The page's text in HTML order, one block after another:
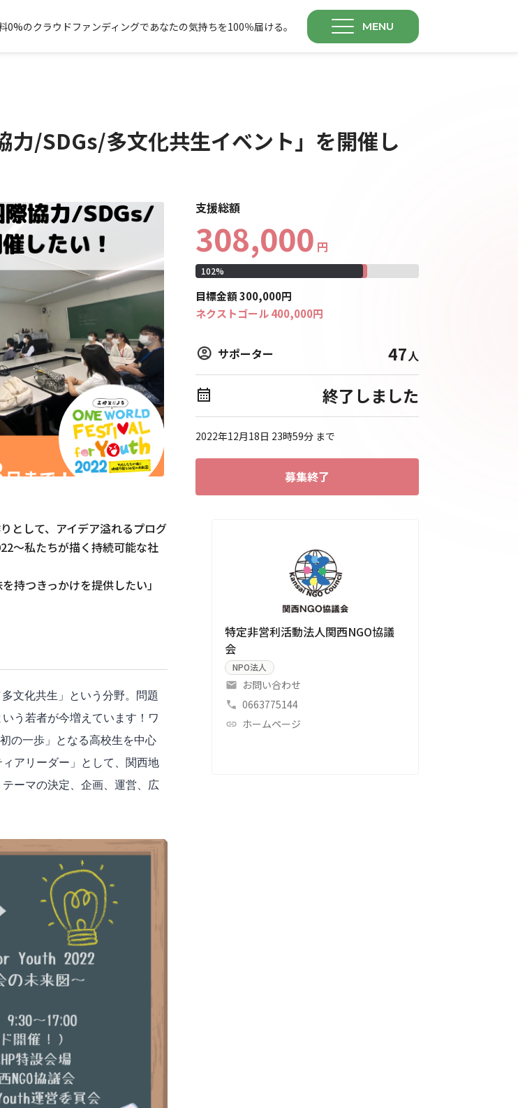
0%のクラウドファンディングであなたの気持ちを100％届ける。 MENU
力/SDGs/多文化共生イベント」を開催し
支援総額
308,000 円
102%
目標金額300,000円
ネクストゴール400,000円
サポーター 47人
終了しました
2022年12月18日 23時59分まで
募集終了
として、アイデア溢れるプログ
～私たちが描く持続可能な社
持つきっかけを提供したい」
文化共生」という分野。問題
う若者が今増えています！ワ
の一歩」となる高校生を中心
アリーダー」として、関西地
ーマの決定、企画、運営、広
特定非営利活動法人関西NGO協議
会
NPO法人
お問い合わせ
0663775144
ホームページ